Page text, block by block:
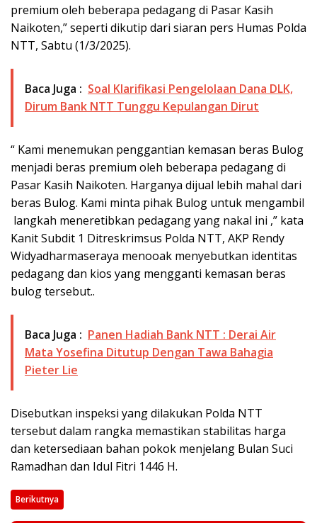
premium oleh beberapa pedagang di Pasar Kasih
Naikoten,” seperti dikutip dari siaran pers Humas Polda
NTT, Sabtu (1/3/2025).
Baca Juga : Soal Klarifikasi Pengelolaan Dana DLK,
Dirum Bank NTT Tunggu Kepulangan Dirut
“ Kami menemukan penggantian kemasan beras Bulog
menjadi beras premium oleh beberapa pedagang di
Pasar Kasih Naikoten. Harganya dijual lebih mahal dari
beras Bulog. Kami minta pihak Bulog untuk mengambil
langkah meneretibkan pedagang yang nakal ini ,” kata
Kanit Subdit 1 Ditreskrimsus Polda NTT, AKP Rendy
Widyadharmaseraya menooak menyebutkan identitas
pedagang dan kios yang mengganti kemasan beras
bulog tersebut..
Baca Juga : Panen Hadiah Bank NTT : Derai Air
Mata Yosefina Ditutup Dengan Tawa Bahagia
Pieter Lie
Disebutkan inspeksi yang dilakukan Polda NTT
tersebut dalam rangka memastikan stabilitas harga
dan ketersediaan bahan pokok menjelang Bulan Suci
Ramadhan dan Idul Fitri 1446 H.
Berikutnya